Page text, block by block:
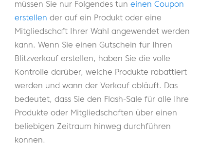
müssen Sie nur Folgendes tun einen Coupon
erstellen der auf ein Produkt oder eine
Mitgliedschaft Ihrer Wahl angewendet werden
kann. Wenn Sie einen Gutschein für Ihren
Blitzverkauf erstellen, haben Sie die volle
Kontrolle darüber, welche Produkte rabattiert
werden und wann der Verkauf abläuft. Das
bedeutet, dass Sie den Flash-Sale für alle Ihre
Produkte oder Mitgliedschaften über einen
beliebigen Zeitraum hinweg durchführen
können.